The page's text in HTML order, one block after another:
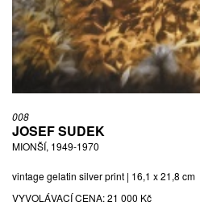
008
JOSEF SUDEK
MIONŠÍ, 1949-1970
vintage gelatin silver print | 16,1 x 21,8 cm
VYVOLÁVACÍ CENA:21 000 Kč